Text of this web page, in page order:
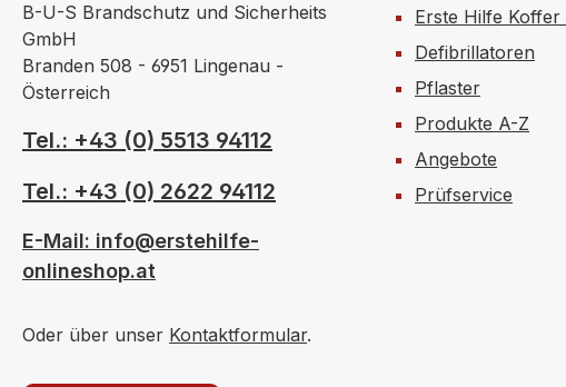
B-U-S Brandschutz und Sicherheits
GmbH
Branden 508 - 6951 Lingenau -
Österreich
Tel.: +43 (0) 5513 94112
Tel.: +43 (0) 2622 94112
E-Mail: info@erstehilfe-
onlineshop.at
Oder über unser Kontaktformular.
Erste Hilfe Koffer
Defibrillatoren
Pflaster
Produkte A-Z
Angebote
Prüfservice